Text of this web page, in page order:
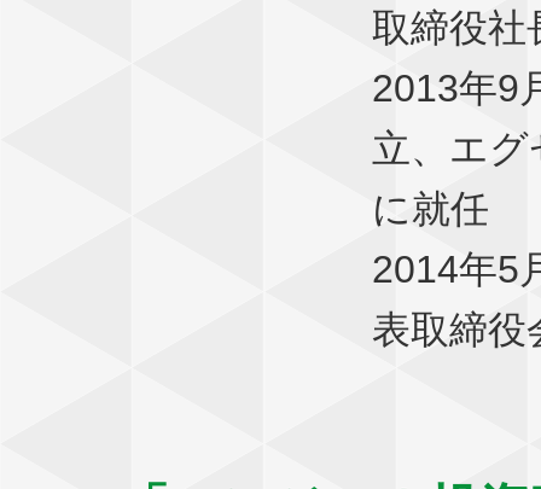
取締役社
2013年9
立、エ
に就任
2014年5
表取締役